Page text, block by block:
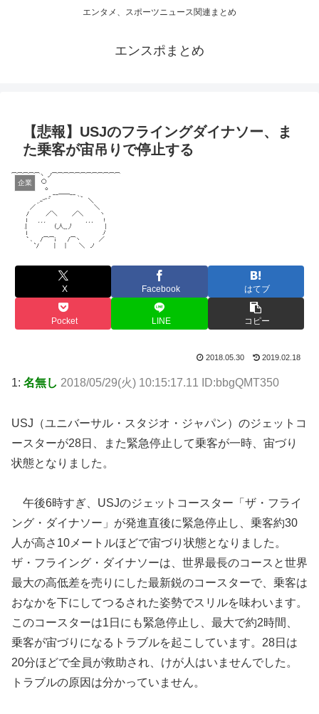
エンタメ、スポーツニュース関連まとめ
エンスポまとめ
【悲報】USJのフライングダイナソー、ま
た乗客が宙吊りで停止する
企業
X Facebook はてブ
Pocket LINE コピー
2018.05.30 2019.02.18
1: 名無し 2018/05/29(火) 10:15:17.11 ID:bbgQMT350
USJ（ユニバーサル・スタジオ・ジャパン）のジェットコ
ースターが28日、また緊急停止して乗客が一時、宙づり
状態となりました。
午後6時すぎ、USJのジェットコースター「ザ・フライ
ング・ダイナソー」が発進直後に緊急停止し、乗客約30
人が高さ10メートルほどで宙づり状態となりました。
ザ・フライング・ダイナソーは、世界最長のコースと世界
最大の高低差を売りにした最新鋭のコースターで、乗客は
おなかを下にしてつるされた姿勢でスリルを味わいます。
このコースターは1日にも緊急停止し、最大で約2時間、
乗客が宙づりになるトラブルを起こしています。28日は
20分ほどで全員が救助され、けが人はいませんでした。
トラブルの原因は分かっていません。